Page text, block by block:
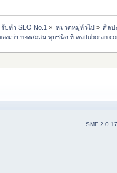
บทำ SEO No.1 » หมวดหมู่ทั่วไป » ศิลป
งเก่า ของสะสม ทุกชนิด ที่
SMF 2.0.17